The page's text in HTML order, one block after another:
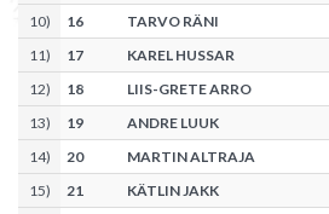
10) 16 TARVO RÄNI
11) 17 KAREL HUSSAR
12) 18 LIIS-GRETE ARRO
13) 19 ANDRE LUUK
14) 20 MARTIN ALTRAJA
15) 21 KÄTLIN JAKK